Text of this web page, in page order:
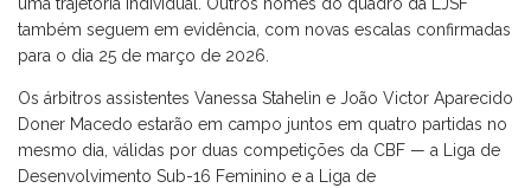
também seguem em evidência, com novas escalas confirmadas
para o dia 25 de março de 2026.
Os árbitros assistentes Vanessa Stahelin e João Victor Aparecido
Doner Macedo estarão em campo juntos em quatro partidas no
mesmo dia, válidas por duas competições da CBF — a Liga de
Desenvolvimento Sub-16 Feminino e a Liga de